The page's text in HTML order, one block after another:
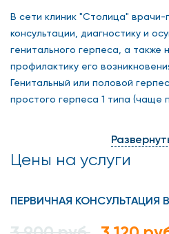
В сети клиник "Столица" врачи-
консультации, диагностику и
генитального герпеса, а
профилактику его
Генитальный или половой
простого герпеса 1 типа (чаще
органы) и 2 типов (до 80%
заболевания
герпеса
Цены на услуги
ПЕРВИЧНАЯ КОНСУЛЬТАЦИЯ